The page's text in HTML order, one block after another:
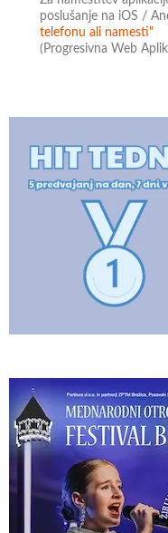
poslušanje na iOS /
telefonu ali namesti"
(Progresivna Web